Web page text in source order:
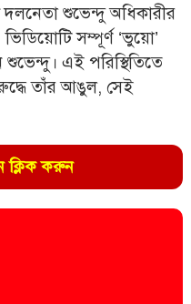
শুভেন্দু অধিকারীর
সম্পূর্ণ ‘ভুয়ো’
এই পরিস্থিতিতে
তাঁর আঙুল, সেই
ক্লিক করুন